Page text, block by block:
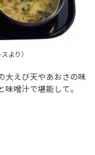
より）
大えび天やあおさの味
噌汁で堪能して。